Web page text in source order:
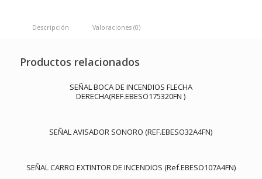
Descripción Valoraciones (0)
Productos relacionados
SEÑAL BOCA DE INCENDIOS FLECHA
DERECHA(REF.EBESO175320FN )
SEÑAL AVISADOR SONORO (REF.EBESO32A4FN)
SEÑAL CARRO EXTINTOR DE INCENDIOS (Ref.EBESO107A4FN)